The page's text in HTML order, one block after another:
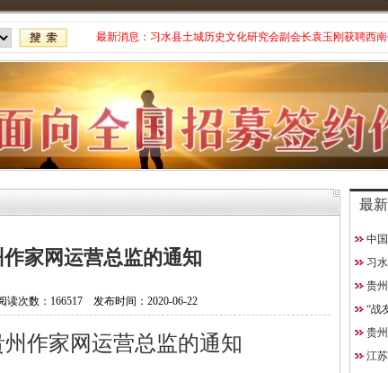
最新消息： 习水县土城历史文化研究会副会长袁玉刚获聘西
贵州省毕节作家何翌勋签约西南作家网
“战友拉手·同创戎耀”首次沙龙活动在遵义启动
贵州省纪实文学学会作家走进湄潭县建国学校
江苏淮安作家张成签约西南作家网
抗日老兵银发闪亮 107岁壮心不已
贵州省纪实文学学会换届选举大会10日在贵阳成
中国作协会员、重庆作家高兴明签约西南作家网
家网运营总监的通知
次数：166517 发布时间：2020-06-22
作家网运营总监的通知
最
中
作家网
习
获聘
贵
“战
启动
贵
学校
江